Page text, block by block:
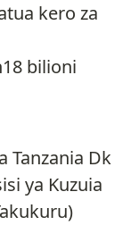
kero za
bilioni
Tanzania Dk
ya Kuzuia